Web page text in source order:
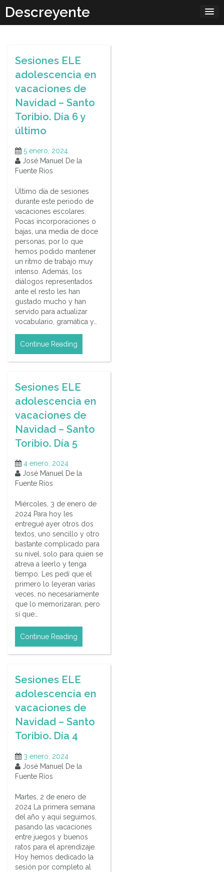
content
Descreyente
Sesiones ELE
adolescencia en
vacaciones de
Navidad – Santo
Toribio. Día 6 y
último
5 enero, 2024
José Manuel De la
Fuente Ríos
Último día de sesiones
durante este periodo de
vacaciones escolares.
Pocas incorporaciones o
bajas, una media de doce
personas, por lo que
hemos podido mantener
un ritmo de trabajo muy
intenso. Además, los
diálogos representados
ante el resto les han
gustado mucho y han
servido para actualizar
vocabulario, gramática y…
Continue Reading
Sesiones ELE
adolescencia en
vacaciones de
Navidad – Santo
Toribio. Día 5
4 enero, 2024
José Manuel De la
Fuente Ríos
Miércoles, 3 de enero de
2024 Para hoy les
entregué ayer otros dos
textos, uno sencillo y otro
bastante complicado para
su nivel, solo para quien se
atreva a leerlo y tenga
tiempo. Les pedí que el
primero lo leyeran varias
veces, no necesariamente
que lo memorizaran, pero
sí que…
Continue Reading
Sesiones ELE
adolescencia en
vacaciones de
Navidad – Santo
Toribio. Día 4
3 enero, 2024
José Manuel De la
Fuente Ríos
Martes, 2 de enero de
2024 La primera semana
del año y aquí seguimos,
pasando las vacaciones
entre juegos y buenos
ratos para el aprendizaje.
Hoy hemos dedicado la
sesión por completo al